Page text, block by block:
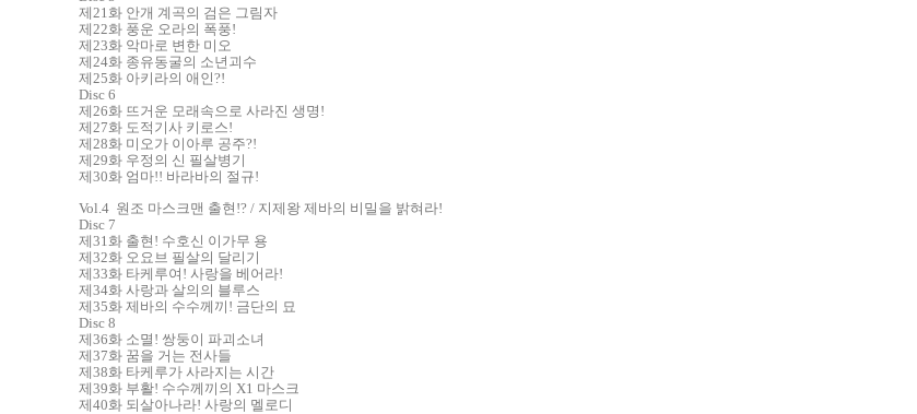
제21화 안개 계곡의 검은 그림자
제22화 풍운 오라의 폭풍!
제23화 악마로 변한 미오
제24화 종유동굴의 소년괴수
제25화 아키라의 애인?!
Disc 6
제26화 뜨거운 모래속으로 사라진 생명!
제27화 도적기사 키로스!
제28화 미오가 이아루 공주?!
제29화 우정의 신 필살병기
제30화 엄마!! 바라바의 절규!
Vol.4 원조 마스크맨 출현!? / 지제왕 제바의 비밀을 밝혀라!
Disc 7
제31화 출현! 수호신 이가무 용
제32화 오요브 필살의 달리기
제33화 타케루여! 사랑을 베어라!
제34화 사랑과 살의의 블루스
제35화 제바의 수수께끼! 금단의 묘
Disc 8
제36화 소멸! 쌍둥이 파괴소녀
제37화 꿈을 거는 전사들
제38화 타케루가 사라지는 시간
제39화 부활! 수수께끼의 X1 마스크
제40화 되살아나라! 사랑의 멜로디